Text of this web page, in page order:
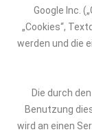
Google Inc.
„Cookies“,
werden und die
Die durch
Benutzung
wird an einen